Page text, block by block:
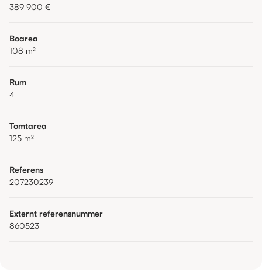
389 900 €
Boarea
108 m²
Rum
4
Tomtarea
125 m²
Referens
207230239
Externt referensnummer
860523